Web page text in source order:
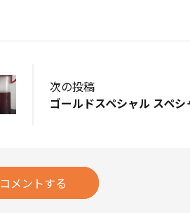
次の投稿
コメントする